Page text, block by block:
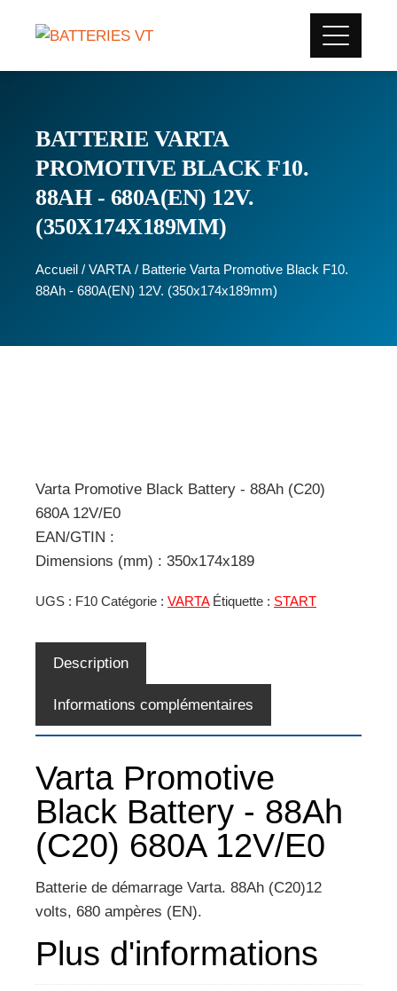
BATTERIE VARTA
PROMOTIVE BLACK F10.
88AH - 680A(EN) 12V.
(350X174X189MM)
Accueil / VARTA / Batterie Varta Promotive Black F10.
88Ah - 680A(EN) 12V. (350x174x189mm)
Varta Promotive Black Battery - 88Ah (C20)
680A 12V/E0
EAN/GTIN :
Dimensions (mm) : 350x174x189
UGS : F10 Catégorie : VARTA Étiquette : START
Description
Informations complémentaires
Varta Promotive
Black Battery - 88Ah
(C20) 680A 12V/E0
Batterie de démarrage Varta. 88Ah (C20)12
volts, 680 ampères (EN).
Plus d'informations